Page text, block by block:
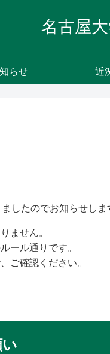
名古屋
らせ 近
したのでお知らせしま
ません。
ール通りです。
ご確認ください。